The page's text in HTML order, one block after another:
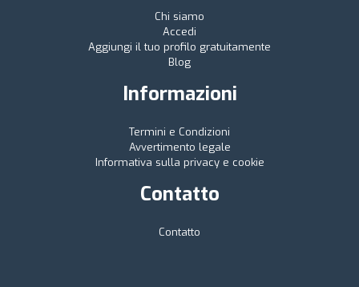
Chi siamo
Accedi
Aggiungi il tuo profilo gratuitamente
Blog
Informazioni
Termini e Condizioni
Avvertimento legale
Informativa sulla privacy e cookie
Contatto
Contatto